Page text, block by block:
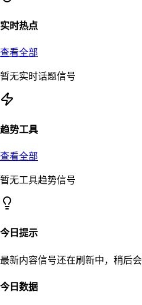
实时热点
查看全部
暂无实时话题信号
趋势工具
查看全部
暂无工具趋势信号
今日提示
最新内容信号还在刷新中，稍后
今日数据